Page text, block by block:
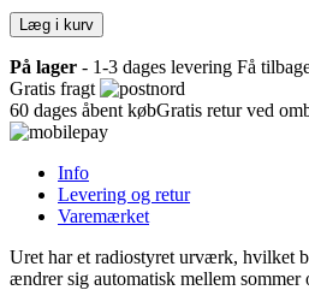
Læg i kurv
På lager - 1-3 dages levering Få
Gratis fragt
60 dages åbent købGratis retur ved
Info
Levering og retur
Varemærket
Uret har et radiostyret urværk, hvilket
ændrer sig automatisk mellem sommer